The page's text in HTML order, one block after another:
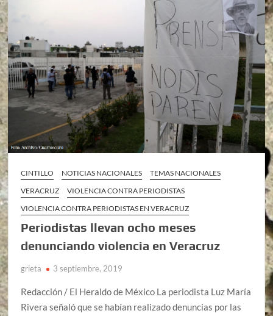
CINTILLO NOTICIAS NACIONALES
TEMAS NACIONALES
VERACRUZ
VIOLENCIA CONTRA PERIODISTAS
VIOLENCIA CONTRA PERIODISTAS EN VERACRUZ
Periodistas llevan ocho meses
denunciando violencia en Veracruz
grieta 3 septiembre, 2019
Redacción / El Heraldo de México La periodista Luz María
Rivera señaló que se habían realizado denuncias por las